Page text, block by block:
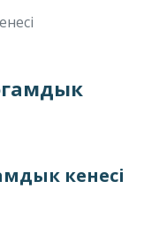
кенесi